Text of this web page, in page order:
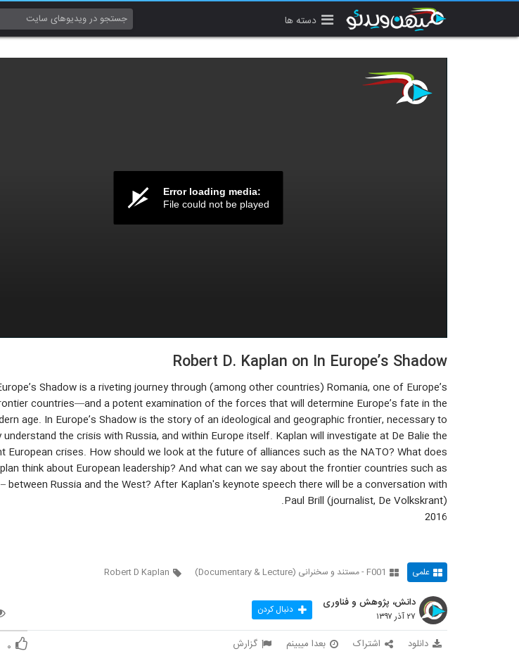
دسته ها
Error loading media:
File could not be played
Robert D. Kaplan on In Europe’s Shadow
Shadow is a riveting journey through (among other countries) Romania, one of Europe’s
countries—and a potent examination of the forces that will determine Europe’s fate in the
age. In Europe’s Shadow is the story of an ideological and geographic frontier, necessary to
the crisis with Russia, and within Europe itself. Kaplan will investigate at De Balie the
European crises. How should we look at the future of alliances such as the NATO? What does
think about European leadership? And what can we say about the frontier countries such as
between Russia and the West? After Kaplan's keynote speech there will be a conversation with
Paul Brill (journalist, De Volkskrant).
2016
علمی F001 - مستند و سخنرانی (Documentary & Lecture) Robert D Kaplan
دانش، پژوهش و فناوری
۲۷ آذر ۱۳۹۷ دنبال کردن
دانلود اشتراک بعدا میبینم گزارش ۰